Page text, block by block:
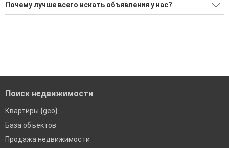
Воспользуйтесь нашим поиском по новостройкам, для
подбора подходящего вам варианта
Средняя: 58 132 Р
Почему лучше всего искать объявления у нас?
Поиск недвижимости
Квартиры {geo}
База объектов
Продажа недвижимости